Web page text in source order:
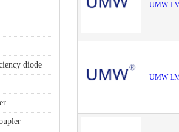
diode
UMW
UMW